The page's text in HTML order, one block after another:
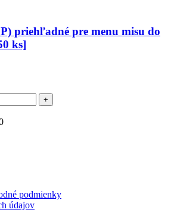
priehľadné pre menu misu do
ks]
podmienky
údajov